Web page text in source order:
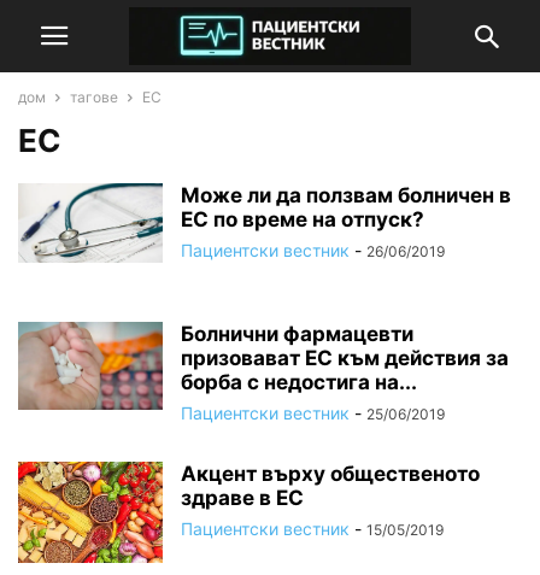
дом тагове ЕС
ЕС
Може ли да ползвам болничен в
ЕС по време на отпуск?
Пациентски вестник - 26/06/2019
Болнични фармацевти
призовават ЕС към действия за
борба с недостига на...
Пациентски вестник - 25/06/2019
Акцент върху общественото
здраве в ЕС
Пациентски вестник - 15/05/2019